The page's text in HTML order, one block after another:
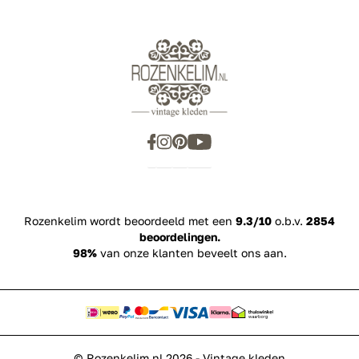
Rozenkelim wordt beoordeeld met een 9.3/10 o.b.v. 2854
beoordelingen.
98%van onze klanten beveelt ons aan.